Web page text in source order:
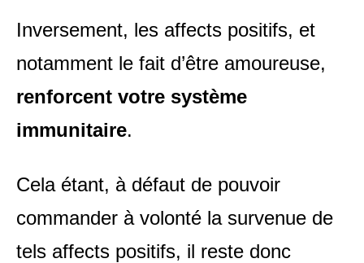
Inversement, les affects positifs, et
notamment le fait d’être amoureuse,
renforcent votre système
immunitaire.
Cela étant, à défaut de pouvoir
commander à volonté la survenue de
tels affects positifs, il reste donc